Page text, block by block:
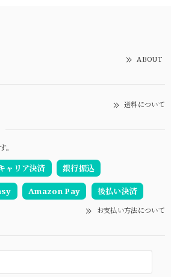
ABOUT
送料について
ャリア決済 銀行振込
Amazon Pay 後払い決済
お支払い方法について